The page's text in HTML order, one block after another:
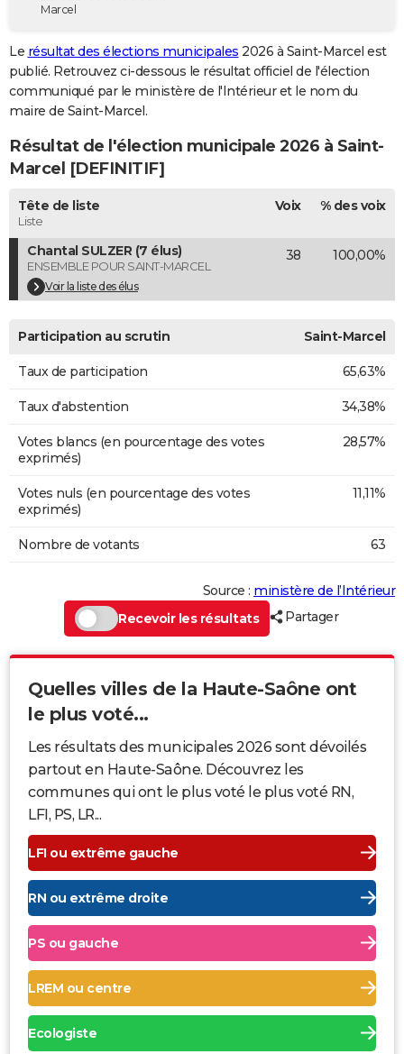
Destinations
City break
Voyage nature
Voyage de noces
Forum
GUIDES D'ACHAT
BONS PLANS
Carte de Noël
Carte Bonne année
Carte Saint-Valentin
Carte Pâques
Carte d'anniversaire
DICTIONNAIRE
Dictionnaire
Biographies
Citations
Expressions
Proverbes
PROGRAMME TV
COPAINS D'AVANT
S'inscrire
Se connecter
Lycées
Collèges
Primaires
Universités
Entreprises
Service militaire
Avis de recherche
AVIS DE DÉCÈS
Bricolage
Television
Marcel
Le résultat des élections municipales 2026 à Saint-Marcel est
publié. Retrouvez ci-dessous le résultat officiel de l'élection
communiqué par le ministère de l'Intérieur et le nom du
maire de Saint-Marcel.
Résultat de l'élection municipale 2026 à Saint-
Marcel [DEFINITIF]
Tête de liste
Liste
Voix % des voix
Chantal SULZER (7 élus)
ENSEMBLE POUR SAINT-MARCEL
Voir la liste des élus
38 100,00%
Participation au scrutin Saint-Marcel
Taux de participation 65,63%
Taux d'abstention 34,38%
Votes blancs (en pourcentage des votes
exprimés)
28,57%
Votes nuls (en pourcentage des votes
exprimés)
11,11%
Nombre de votants 63
Source : ministère de l’Intérieur
Recevoir les résultats
Partager
Quelles villes de la Haute-Saône ont
le plus voté...
Les résultats des municipales 2026 sont dévoilés
partout en Haute-Saône. Découvrez les
communes qui ont le plus voté le plus voté RN,
LFI, PS, LR...
LFI ou extrême gauche
RN ou extrême droite
PS ou gauche
LREM ou centre
Ecologiste